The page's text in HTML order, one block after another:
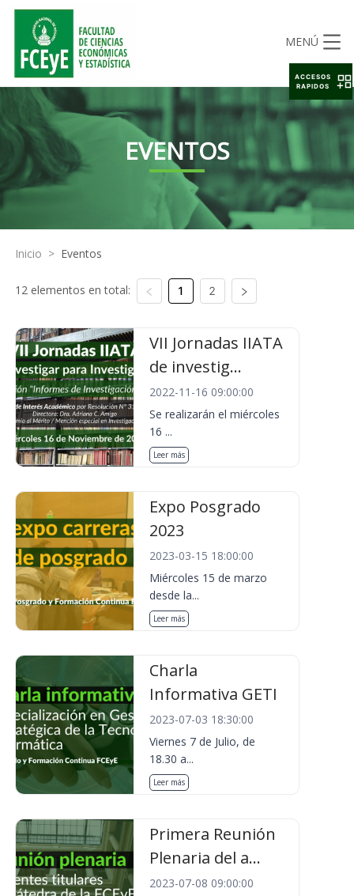
MENÚ
EVENTOS
Inicio > Eventos
12 elementos en total: 1 2
VII Jornadas IIATA
de investig...
2022-11-16 09:00:00
Se realizarán el miércoles
16 ...
Leer más
Expo Posgrado
2023
2023-03-15 18:00:00
Miércoles 15 de marzo
desde la...
Leer más
Charla
Informativa GETI
2023-07-03 18:30:00
Viernes 7 de Julio, de
18.30 a...
Leer más
Primera Reunión
Plenaria del a...
2023-07-08 09:00:00
ACCESOS
RAPIDOS